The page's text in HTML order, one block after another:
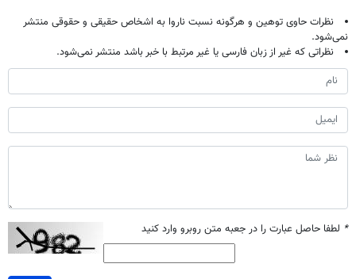
نظرات حاوی توهین و هرگونه نسبت ناروا به اشخاص حقیقی و حقوقی منتشر
نمی‌شود.
نظراتی که غیر از زبان فارسی یا غیر مرتبط با خبر باشد منتشر نمی‌شود.
* لطفا حاصل عبارت را در جعبه متن روبرو وارد کنید